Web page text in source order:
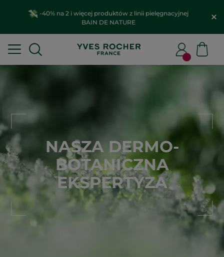
-40% na 2 i więcej produktów z linii pielęgnacyjnej
BAIN DE NATURE
NASZA DERMO-
BOTANICZNA
EKSPERTYZA